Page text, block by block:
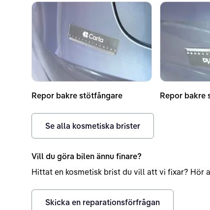
Repor bakre stötfångare Repor bakre
Se alla kosmetiska brister
Vill du göra bilen ännu finare?
Hittat en kosmetisk brist du vill att vi fixar? Hör
Skicka en reparationsförfrågan